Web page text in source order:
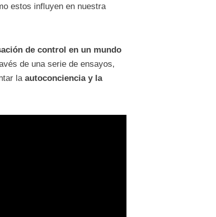
estos influyen en nuestra
de control en un mundo
de una serie de ensayos,
la autoconciencia y la